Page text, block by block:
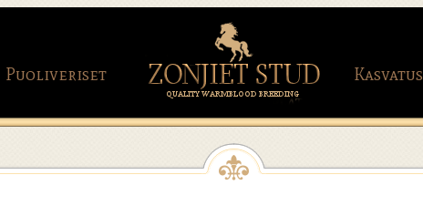
Puoliveriset Kasvatus